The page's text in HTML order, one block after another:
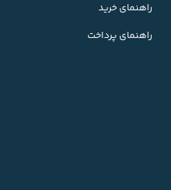
راهنمای خرید
راهنمای پرداخت